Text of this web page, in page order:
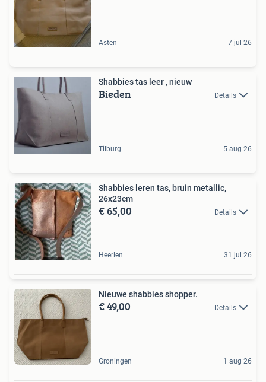
Asten 7 jul 26
Shabbies tas leer , nieuw
Bieden Details
Tilburg 5 aug 26
Shabbies leren tas, bruin metallic,
26x23cm
€ 65,00 Details
Heerlen 31 jul 26
Nieuwe shabbies shopper.
€ 49,00 Details
Groningen 1 aug 26